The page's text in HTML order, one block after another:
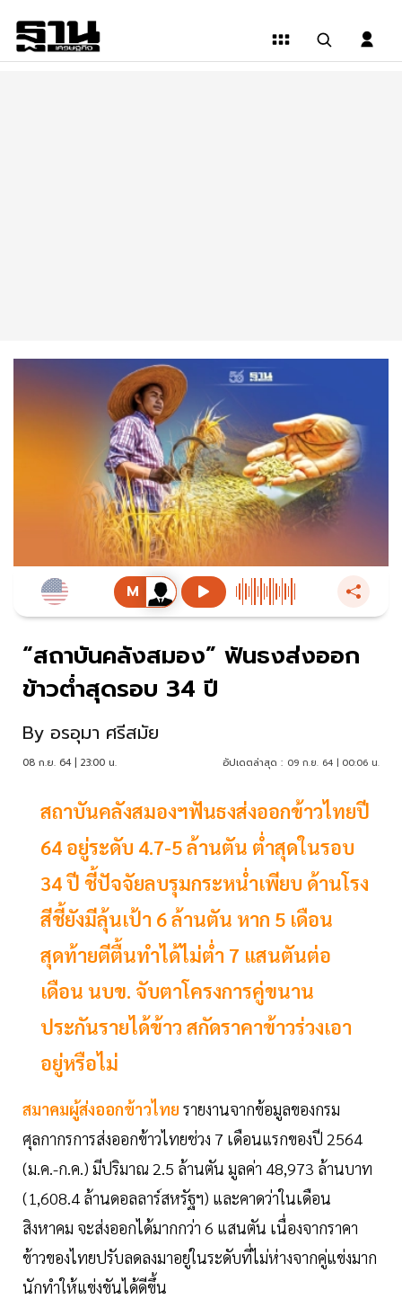
“สถาบันคลังสมอง” ฟันธงส่งออก
ข้าวต่ำสุดรอบ 34 ปี
By อรอุมา ศรีสมัย
08 ก.ย. 64 | 23:00 น. อัปเดตล่าสุด : 09 ก.ย. 64 | 00:06 น.
สถาบันคลังสมองฯฟันธงส่งออกข้าวไทยปี
64 อยู่ระดับ 4.7-5 ล้านตัน ต่ำสุดในรอบ
34 ปี ชี้ปัจจัยลบรุมกระหน่ำเพียบ ด้านโรง
สีชี้ยังมีลุ้นเป้า 6 ล้านตัน หาก 5 เดือน
สุดท้ายตีตื้นทำได้ไม่ต่ำ 7 แสนตันต่อ
เดือน นบข. จับตาโครงการคู่ขนาน
ประกันรายได้ข้าว สกัดราคาข้าวร่วงเอา
อยู่หรือไม่
สมาคมผู้ส่งออกข้าวไทย รายงานจากข้อมูลของกรม
ศุลกากรการส่งออกข้าวไทยช่วง 7 เดือนแรกของปี 2564
(ม.ค.-ก.ค.) มีปริมาณ 2.5 ล้านตัน มูลค่า 48,973 ล้านบาท
(1,608.4 ล้านดอลลาร์สหรัฐฯ) และคาดว่าในเดือน
สิงหาคม จะส่งออกได้มากกว่า 6 แสนตัน เนื่องจากราคา
ข้าวของไทยปรับลดลงมาอยู่ในระดับที่ไม่ห่างจากคู่แข่งมาก
นักทำให้แข่งขันได้ดีขึ้น